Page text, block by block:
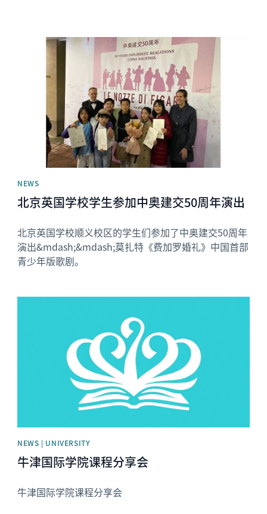
News image
NEWS
北京英国学校学生参加中奥建交50周年演出
北京英国学校顺义校区的学生们参加了中奥建交50周年
演出&mdash;&mdash;莫扎特《费加罗婚礼》中国首部
青少年版歌剧。
NEWS | UNIVERSITY
牛津国际学院课程分享会
牛津国际学院课程分享会